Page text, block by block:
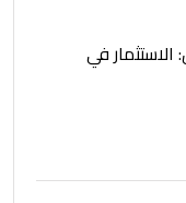
في